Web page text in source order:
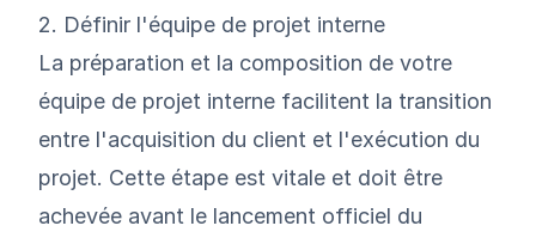
2. Définir l'équipe de projet interne
La préparation et la composition de votre
équipe de projet interne facilitent la transition
entre l'acquisition du client et l'exécution du
projet. Cette étape est vitale et doit être
achevée avant le lancement officiel du